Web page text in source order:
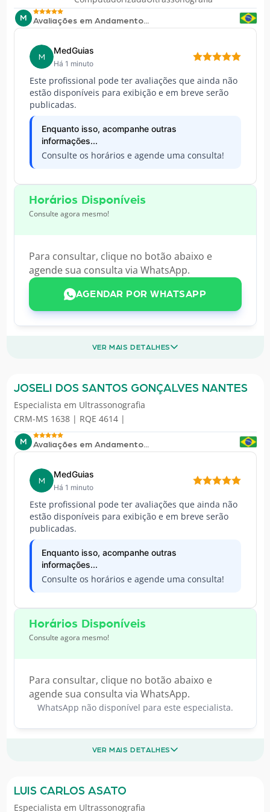
M Avaliações em Andamento...
M
MedGuias
Há 1 minuto
Este profissional pode ter avaliações que ainda não
estão disponíveis para exibição e em breve serão
publicadas.
Enquanto isso, acompanhe outras
informações...
Consulte os horários e agende uma consulta!
Horários Disponíveis
Consulte agora mesmo!
Para consultar, clique no botão abaixo e
agende sua consulta via WhatsApp.
AGENDAR POR WHATSAPP
VER MAIS DETALHES
JOSELI DOS SANTOS GONÇALVES NANTES
Especialista em Ultrassonografia
CRM-MS 1638 | RQE 4614 |
M Avaliações em Andamento...
M
MedGuias
Há 1 minuto
Este profissional pode ter avaliações que ainda não
estão disponíveis para exibição e em breve serão
publicadas.
Enquanto isso, acompanhe outras
informações...
Consulte os horários e agende uma consulta!
Horários Disponíveis
Consulte agora mesmo!
Para consultar, clique no botão abaixo e
agende sua consulta via WhatsApp.
WhatsApp não disponível para este especialista.
VER MAIS DETALHES
LUIS CARLOS ASATO
Especialista em Ultrassonografia